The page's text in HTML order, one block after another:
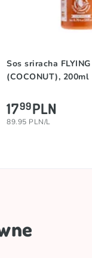
Sos sriracha FLYING
(COCONUT), 200ml
1799PLN
89.95 PLN/L